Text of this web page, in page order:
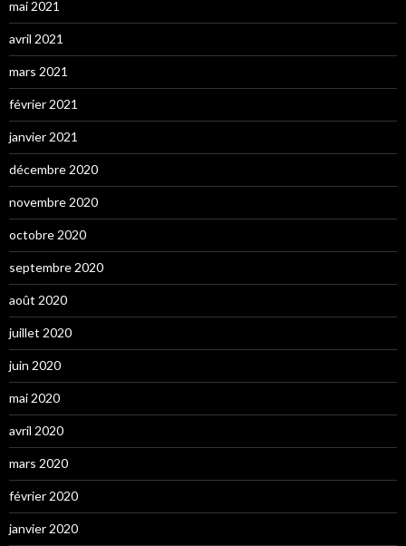
mai 2021
avril 2021
mars 2021
février 2021
janvier 2021
décembre 2020
novembre 2020
octobre 2020
septembre 2020
août 2020
juillet 2020
juin 2020
mai 2020
avril 2020
mars 2020
février 2020
janvier 2020